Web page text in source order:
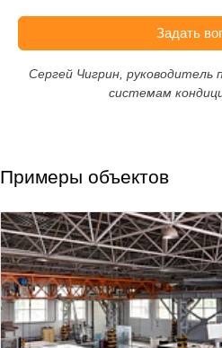
Задать
Сергей Чигрин, руководитель
системам
Примеры объектов